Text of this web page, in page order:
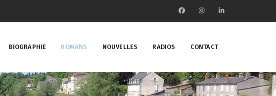
BIOGRAPHIE ROMANS NOUVELLES RADIOS CONTACT